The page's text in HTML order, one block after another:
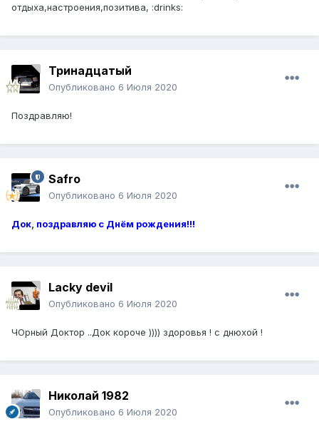
отдыха,настроения,позитива, :drinks:
Тринадцатый
Опубликовано 6 Июля 2020
Поздравляю!
Safro
Опубликовано 6 Июля 2020
Док, поздравляю с Днём рождения!!!
Lacky devil
Опубликовано 6 Июля 2020
ЧОрный Доктор ..Док короче )))) здоровья ! с днюхой !
Николай 1982
Опубликовано 6 Июля 2020